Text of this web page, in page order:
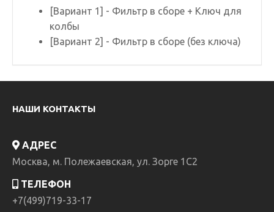
[Вариант 1] - Фильтр в сборе + Ключ для
колбы
[Вариант 2] - Фильтр в сборе (без ключа)
НАШИ КОНТАКТЫ
АДРЕС
Москва, м. Полежаевская, ул. Зорге 1C2
ТЕЛЕФОН
+7(499)719-33-17